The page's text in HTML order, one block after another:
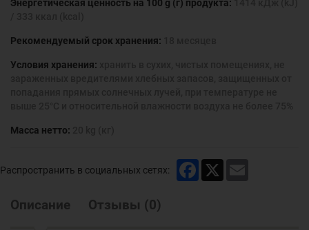
Энергетическая ценность на 100 g (г) продукта:
Рекомендуемый срок хранения:
Условия хранения:
Масса нетто:
Распространить в социальных сетях: Facebook
Описание Отзывы (0)